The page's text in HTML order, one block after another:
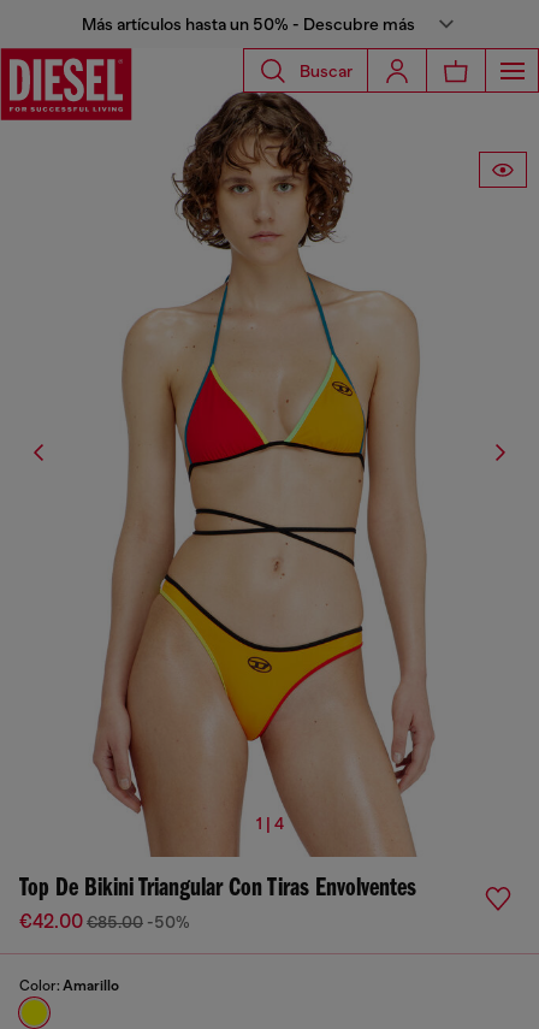
Más artículos hasta un 50% - Descubre más
Buscar
1 | 4
Top De Bikini Triangular Con Tiras Envolventes
€42.00€85.00 -50%
Color: Amarillo